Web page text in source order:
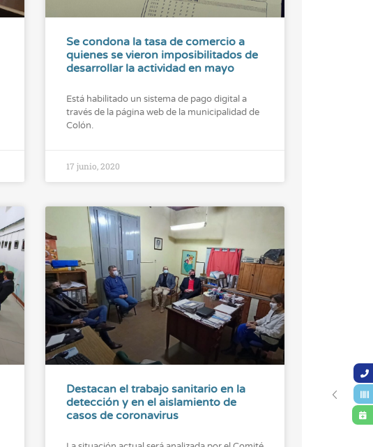
Se condona la tasa de comercio a
quienes se vieron imposibilitados de
desarrollar la actividad en mayo
Está habilitado un sistema de pago digital a
través de la página web de la municipalidad de
Colón.
17 junio, 2020
Destacan el trabajo sanitario en la
detección y en el aislamiento de
casos de coronavirus